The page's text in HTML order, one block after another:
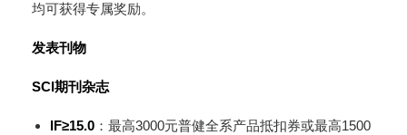
均可获得专属奖励。
发表刊物
SCI期刊杂志
IF≥15.0 ：最高3000元普健全系产品抵扣券或最高1500